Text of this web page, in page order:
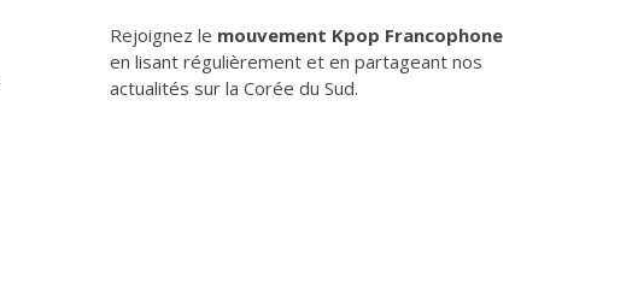
Rejoignez le mouvement Kpop Francophone
en lisant régulièrement et en partageant nos
actualités sur la Corée du Sud.